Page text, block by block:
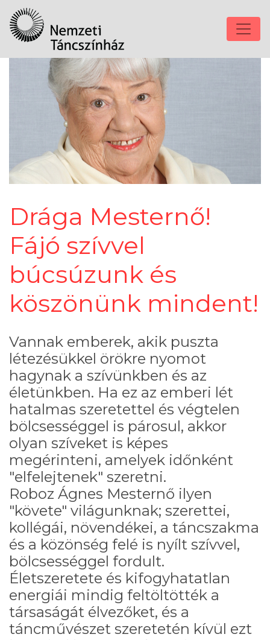
Drága Mesternő!
Fájó szívvel
búcsúzunk és
köszönünk mindent!
Vannak emberek, akik puszta
létezésükkel örökre nyomot
hagynak a szívünkben és az
életünkben. Ha ez az emberi lét
hatalmas szeretettel és végtelen
bölcsességgel is párosul, akkor
olyan szíveket is képes
megérinteni, amelyek időnként
"elfelejtenek" szeretni.
Roboz Ágnes Mesternő ilyen
"követe" világunknak; szerettei,
kollégái, növendékei, a táncszakma
és a közönség felé is nyílt szívvel,
bölcsességgel fordult.
Életszeretete és kifogyhatatlan
energiái mindig feltöltötték a
társaságát élvezőket, és a
táncművészet szeretetén kívül ezt